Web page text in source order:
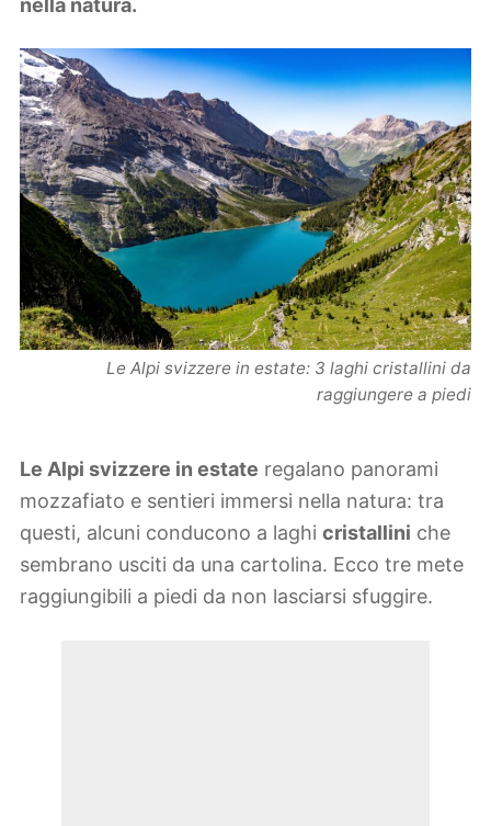
nella natura.
Le Alpi svizzere in estate: 3 laghi cristallini da
raggiungere a piedi
Le Alpi svizzere in estate regalano panorami
mozzafiato e sentieri immersi nella natura: tra
questi, alcuni conducono a laghi cristallini che
sembrano usciti da una cartolina. Ecco tre mete
raggiungibili a piedi da non lasciarsi sfuggire.